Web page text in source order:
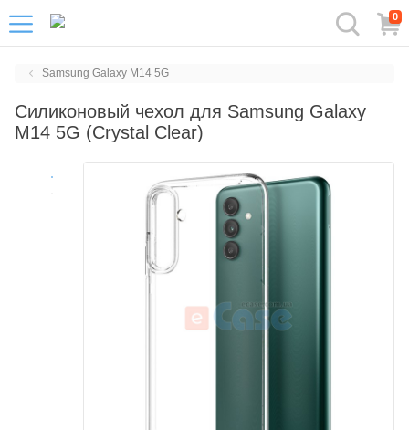
0
Samsung Galaxy M14 5G
Силиконовый чехол для Samsung Galaxy
M14 5G (Crystal Clear)